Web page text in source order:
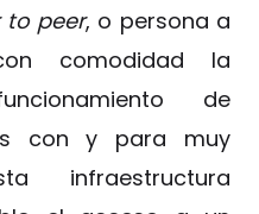
to peer, o persona a
comodidad la
de
con y para muy
infraestructura